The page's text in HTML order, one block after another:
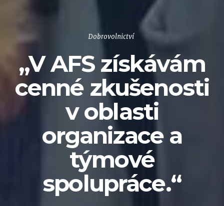
Dobrovolnictví
„V AFS získávám
cenné zkušenosti
v oblasti
organizace a
týmové
spolupráce.“